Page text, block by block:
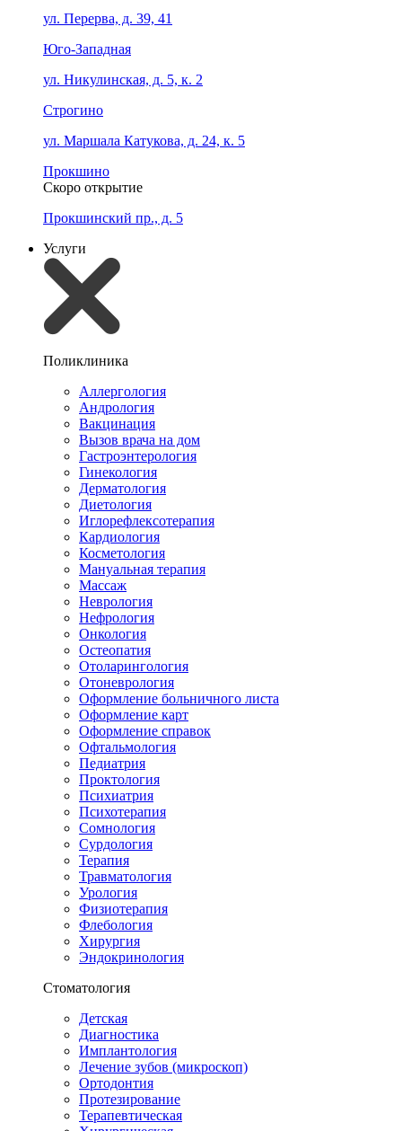
ул. Перерва, д. 39, 41
Юго-Западная
ул. Никулинская, д. 5, к. 2
Строгино
ул. Маршала Катукова, д. 24, к. 5
Прокшино
Скоро открытие
Прокшинский пр., д. 5
Услуги
Поликлиника
Аллергология
Андрология
Вакцинация
Вызов врача на дом
Гастроэнтерология
Гинекология
Дерматология
Диетология
Иглорефлексотерапия
Кардиология
Косметология
Мануальная терапия
Массаж
Неврология
Нефрология
Онкология
Остеопатия
Отоларингология
Отоневрология
Оформление больничного листа
Оформление карт
Оформление справок
Офтальмология
Педиатрия
Проктология
Психиатрия
Психотерапия
Сомнология
Сурдология
Терапия
Травматология
Урология
Физиотерапия
Флебология
Хирургия
Эндокринология
Стоматология
Детская
Диагностика
Имплантология
Лечение зубов (микроскоп)
Ортодонтия
Протезирование
Терапевтическая